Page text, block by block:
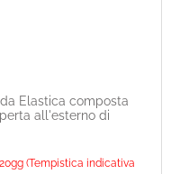
Elastica composta
all'esterno di
(Tempistica indicativa